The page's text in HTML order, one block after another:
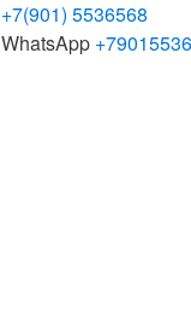
+7(901) 5536568
WhatsApp